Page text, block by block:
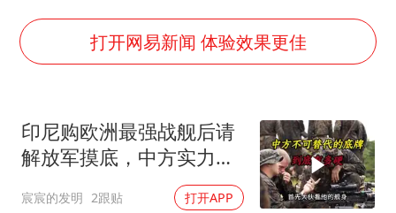
杭州全市有序停课
夏日经济乘“热”而上 消费市场向“新”而行
乐享全民健身 共筑健康中国
打开网易新闻 体验效果更佳
印尼购欧洲最强战舰后请
解放军摸底，中方实力几
宸宸的发明 2跟贴 打开APP